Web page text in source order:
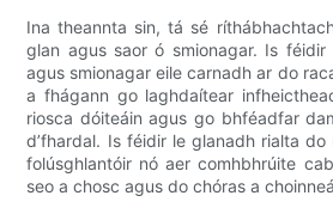
Ina theannta sin, tá sé
glan agus saor ó smionagar. Is féidir
agus smionagar eile carnadh ar do
a fhágann go laghdaítear
riosca dóiteáin agus go bhféadfar
d’fhardal. Is féidir le glanadh rialta
folúsghlantóir nó aer comhbhrúite
seo a chosc agus do chóras a